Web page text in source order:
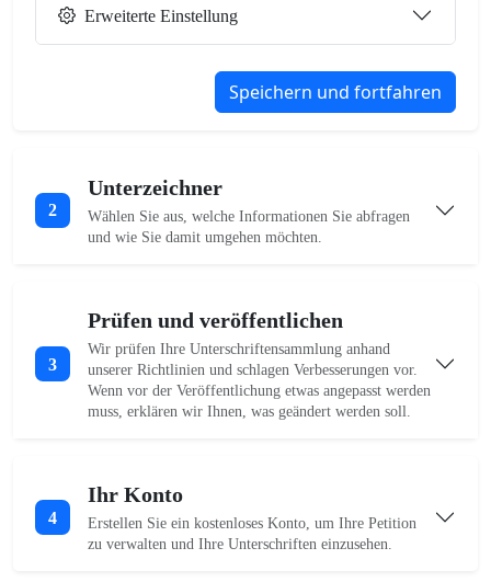
Erweiterte Einstellung
Speichern und fortfahren
2
Unterzeichner
Wählen Sie aus, welche Informationen Sie abfragen
und wie Sie damit umgehen möchten.
3
Prüfen und veröffentlichen
Wir prüfen Ihre Unterschriftensammlung anhand
unserer Richtlinien und schlagen Verbesserungen vor.
Wenn vor der Veröffentlichung etwas angepasst werden
muss, erklären wir Ihnen, was geändert werden soll.
4
Ihr Konto
Erstellen Sie ein kostenloses Konto, um Ihre Petition
zu verwalten und Ihre Unterschriften einzusehen.